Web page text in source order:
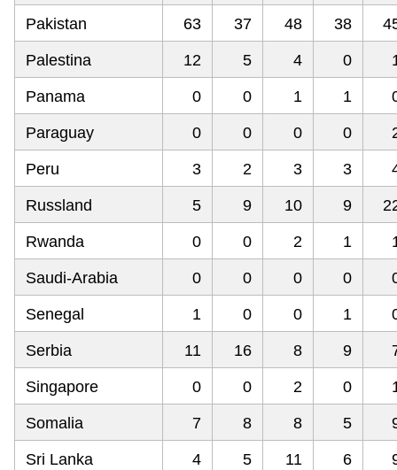
Pakistan 63 37 48 38
Palestina 12 5 4 0
Panama 0 0 1 1
Paraguay 0 0 0 0
Peru 3 2 3 3
Russland 5 9 10 9
Rwanda 0 0 2 1
Saudi-Arabia 0 0 0 0
Senegal 1 0 0 1
Serbia 11 16 8 9
Singapore 0 0 2 0
Somalia 7 8 8 5
Sri Lanka 4 5 11 6